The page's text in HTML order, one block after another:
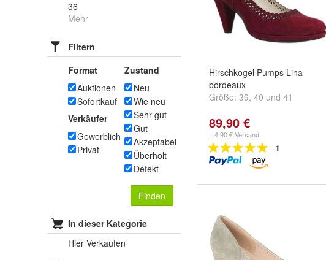
36
Mehr
Filtern
Format
Auktionen
Sofortkauf
Verkäufer
Gewerblich
Privat
Zustand
Neu
Wie neu
Sehr gut
Gut
Akzeptabel
Überholt
Defekt
Finden
In dieser Kategorie
Hier Verkaufen
Hirschkogel Pumps Lina
bordeaux
Größe: 39, 40 und 41
89,90 €
+ 4,90 € Versand
1